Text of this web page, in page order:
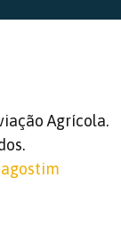
Agrícola.